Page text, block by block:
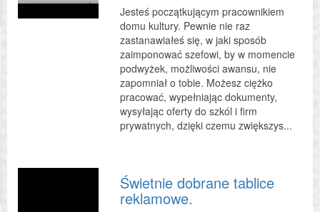
Jesteś początkującym pracownikiem
domu kultury. Pewnie nie raz
zastanawiałeś się, w jaki sposób
zaimponować szefowi, by w momencie
podwyżek, możliwości awansu, nie
zapomniał o tobie. Możesz ciężko
pracować, wypełniając dokumenty,
wysyłając oferty do szkól i firm
prywatnych, dzięki czemu zwiększys...
Świetnie dobrane tablice
reklamowe.